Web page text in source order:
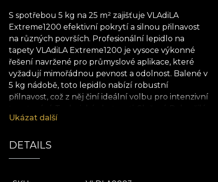
S spotřebou 5 kg na 25 m² zajišťuje VLAdiLA
Extreme1200 efektivní pokrytí a silnou přilnavost
na různých površích. Profesionální lepidlo na
tapety VLAdiLA Extreme1200 je vysoce výkonné
řešení navržené pro průmyslové aplikace, které
vyžadují mimořádnou pevnost a odolnost. Balené v
5 kg nádobě, toto lepidlo nabízí robustní
přilnavost, což z něj činí ideální volbu pro intenzivní
vysoce pevnostní složení pro průmyslové použití.
aplikovatelná válečkem nebo štětcem. Přilnavost:
rozsáhlé a efektivní pokrytí. Návod k použití:
Ukázat další
DETAILS